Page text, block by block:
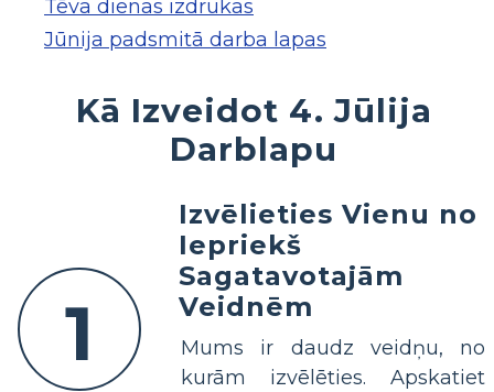
Tēva dienas izdrukas
Jūnija padsmitā darba lapas
Kā Izveidot 4. Jūlija
Darblapu
1
Izvēlieties Vienu no
Iepriekš
Sagatavotajām
Veidnēm
Mums ir daudz veidņu, no
kurām izvēlēties. Apskatiet